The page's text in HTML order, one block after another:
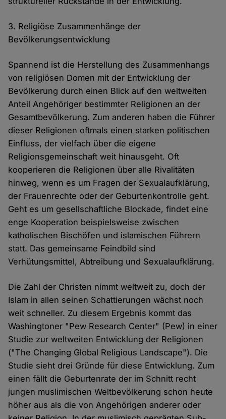
3. Religiöse Zusammenhänge der
Bevölkerungsentwicklung
Spannend ist die Herstellung des Zusammenhangs
von religiösen Domen mit der Entwicklung der
Bevölkerung durch einen Blick auf den weltweiten
Anteil Angehöriger bestimmter Religionen an der
Gesamtbevölkerung. Zum anderen haben die Führer
dieser Religionen oftmals einen starken politischen
Einfluss, der vielfach über die eigene
Religionsgemeinschaft weit hinausgeht. Oft
kooperieren die Religionen über alle Rivalitäten
hinweg, wenn es um Fragen der Sexualaufklärung,
der Frauenrechte oder der Geburtenkontrolle geht.
Geht es um gesellschaftliche Blockade, findet eine
enge Kooperation beispielsweise zwischen
katholischen Bischöfen und islamischen Führern
statt. Das gemeinsame Feindbild sind
Verhütungsmittel, Abtreibung und Sexualaufklärung.
Die Zahl der Christen nimmt weltweit zu, doch der
Islam in allen seinen Schattierungen wächst noch
weit schneller. Zu diesem Ergebnis kommt das
Washingtoner "Pew Research Center" (Pew) in einer
Studie zur weltweiten Entwicklung der Religionen
("The Changing Global Religious Landscape"). Die
Studie sieht drei Gründe für diese Entwicklung. Zum
einen fällt die Geburtenrate der im Schnitt recht
jungen muslimischen Weltbevölkerung schon heute
höher aus als die von Angehörigen anderer oder